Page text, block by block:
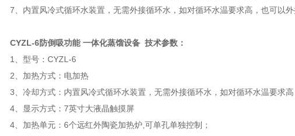
7、内置风冷式循环水装置，无需外接循环水，如对循环水温要求高，也可以
CYZL-6防倒吸功能 一体化蒸馏设备 技术参数：
1、型号：CYZL-6
2、加热方式：电加热
3、冷却方式：内置风冷式循环水装置，无需外接循环水，如对循环水温要求
4、显示方式：7英寸大液晶触摸屏
4、加热单元：6个远红外陶瓷加热炉,可单孔单独控制；